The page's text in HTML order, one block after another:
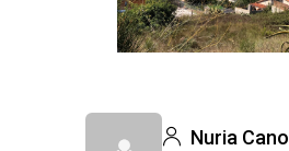
Nuria Cano